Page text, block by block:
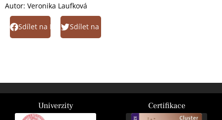
Autor: Veronika Laufková
Sdílet na FacebookSdílet na Twitter
Univerzity Certifikace